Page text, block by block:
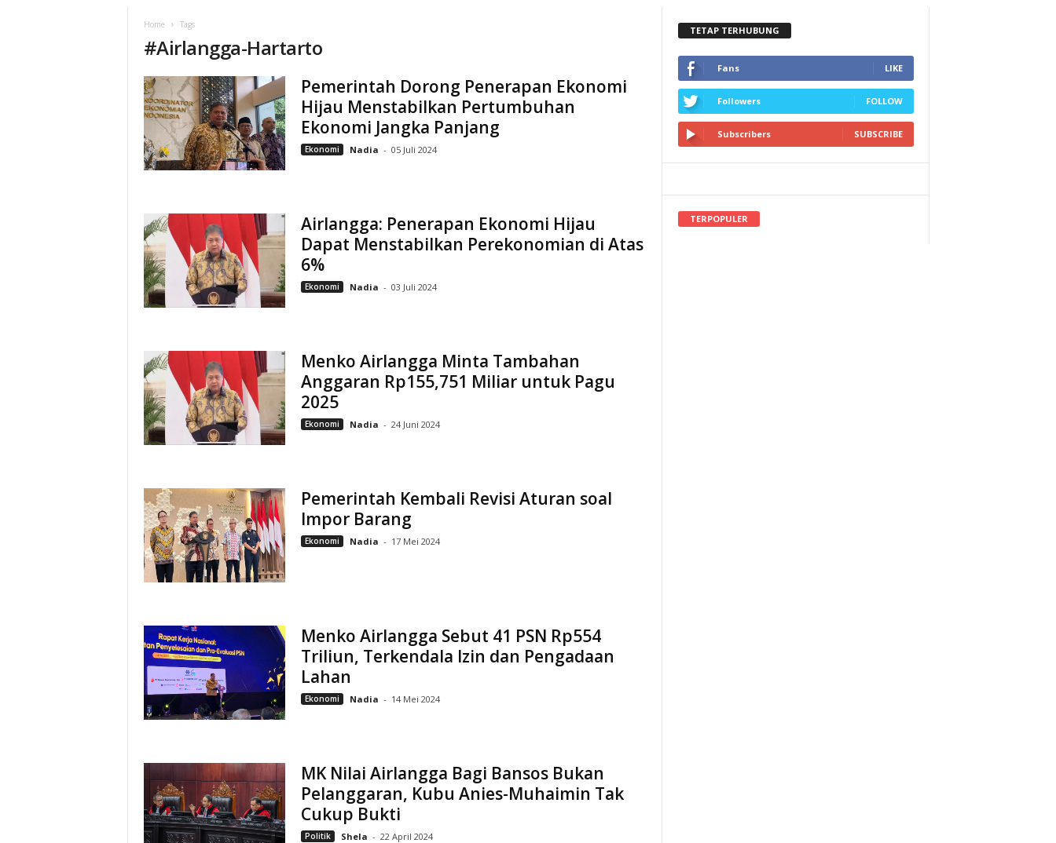
Home Tags
#Airlangga-Hartarto
Pemerintah Dorong Penerapan Ekonomi
Hijau Menstabilkan Pertumbuhan
Ekonomi Jangka Panjang
Ekonomi Nadia - 05 Juli 2024
Airlangga: Penerapan Ekonomi Hijau
Dapat Menstabilkan Perekonomian di Atas
6%
Ekonomi Nadia - 03 Juli 2024
Menko Airlangga Minta Tambahan
Anggaran Rp155,751 Miliar untuk Pagu
2025
Ekonomi Nadia - 24 Juni 2024
Pemerintah Kembali Revisi Aturan soal
Impor Barang
Ekonomi Nadia - 17 Mei 2024
Menko Airlangga Sebut 41 PSN Rp554
Triliun, Terkendala Izin dan Pengadaan
Lahan
Ekonomi Nadia - 14 Mei 2024
MK Nilai Airlangga Bagi Bansos Bukan
Pelanggaran, Kubu Anies-Muhaimin Tak
Cukup Bukti
Politik Shela - 22 April 2024
TETAP TERHUBUNG
Fans LIKE
Followers FOLLOW
Subscribers SUBSCRIBE
TERPOPULER